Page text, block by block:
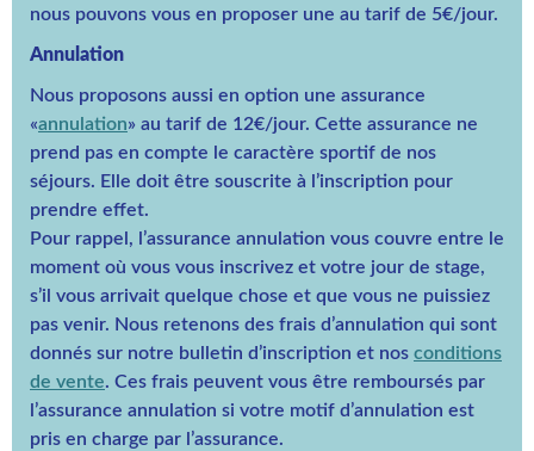
nous pouvons vous en proposer une au tarif de 5€/jour.
Annulation
Nous proposons aussi en option une assurance
«annulation» au tarif de 12€/jour. Cette assurance ne
prend pas en compte le caractère sportif de nos
séjours. Elle doit être souscrite à l’inscription pour
prendre effet.
Pour rappel, l’assurance annulation vous couvre entre le
moment où vous vous inscrivez et votre jour de stage,
s’il vous arrivait quelque chose et que vous ne puissiez
pas venir. Nous retenons des frais d’annulation qui sont
donnés sur notre bulletin d’inscription et nos conditions
de vente. Ces frais peuvent vous être remboursés par
l’assurance annulation si votre motif d’annulation est
pris en charge par l’assurance.